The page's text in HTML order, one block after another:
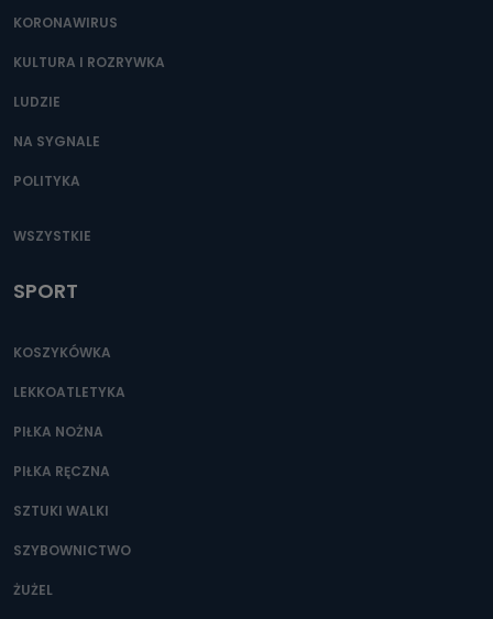
KORONAWIRUS
KULTURA I ROZRYWKA
LUDZIE
NA SYGNALE
POLITYKA
WSZYSTKIE
SPORT
KOSZYKÓWKA
LEKKOATLETYKA
PIŁKA NOŻNA
PIŁKA RĘCZNA
SZTUKI WALKI
SZYBOWNICTWO
ŻUŻEL